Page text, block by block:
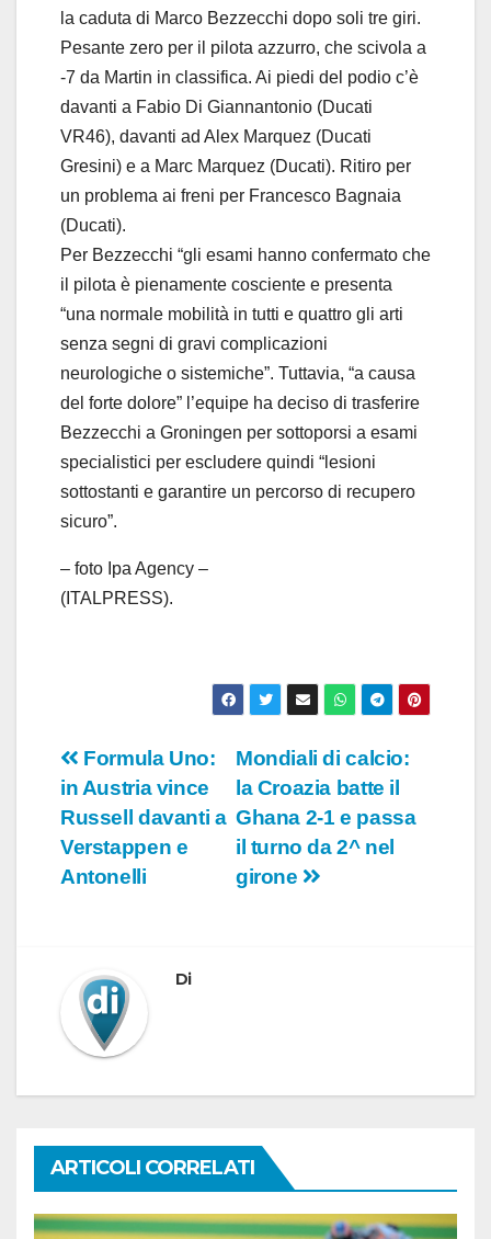
la caduta di Marco Bezzecchi dopo soli tre giri.
Pesante zero per il pilota azzurro, che scivola a
-7 da Martin in classifica. Ai piedi del podio c’è
davanti a Fabio Di Giannantonio (Ducati
VR46), davanti ad Alex Marquez (Ducati
Gresini) e a Marc Marquez (Ducati). Ritiro per
un problema ai freni per Francesco Bagnaia
(Ducati).
Per Bezzecchi “gli esami hanno confermato che
il pilota è pienamente cosciente e presenta
“una normale mobilità in tutti e quattro gli arti
senza segni di gravi complicazioni
neurologiche o sistemiche”. Tuttavia, “a causa
del forte dolore” l’equipe ha deciso di trasferire
Bezzecchi a Groningen per sottoporsi a esami
specialistici per escludere quindi “lesioni
sottostanti e garantire un percorso di recupero
sicuro”.
– foto Ipa Agency –
(ITALPRESS).
Navigazione
articoli
Mondiali di calcio:
la Croazia batte il
Ghana 2-1 e passa
il turno da 2^ nel
girone
Formula Uno:
in Austria vince
Russell davanti a
Verstappen e
Antonelli
Di
ARTICOLI CORRELATI